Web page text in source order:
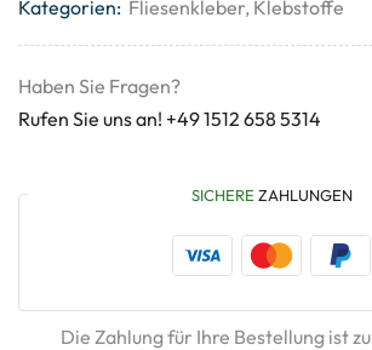
Kategorien: Fliesenkleber, Klebstoffe
Haben Sie Fragen?
Rufen Sie uns an! +49 1512 658 5314
SICHERE ZAHLUNGEN
Die Zahlung für Ihre Bestellung ist zu